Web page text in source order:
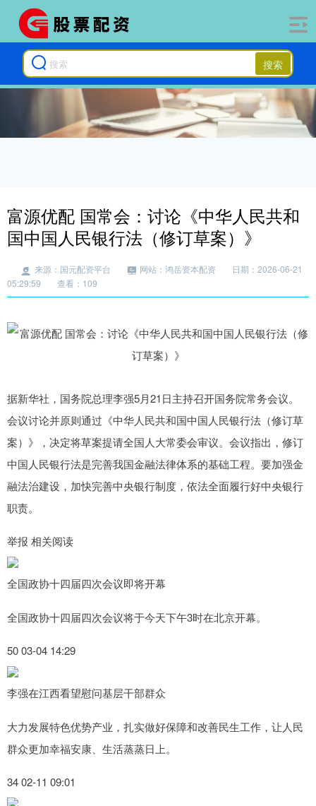
搜索
富源优配 国常会：讨论《中华人民共和
国中国人民银行法（修订草案）》
来源：国元配资平台 网站：鸿岳资本配资
日期：2026-06-21
05:29:59
查看：109
据新华社，国务院总理李强5月21日主持召开国务院常务会议。
会议讨论并原则通过《中华人民共和国中国人民银行法（修订草
案）》，决定将草案提请全国人大常委会审议。会议指出，修订
中国人民银行法是完善我国金融法律体系的基础工程。要加强金
融法治建设，加快完善中央银行制度，依法全面履行好中央银行
职责。
举报 相关阅读
全国政协十四届四次会议即将开幕
全国政协十四届四次会议将于今天下午3时在北京开幕。
50 03-04 14:29
李强在江西看望慰问基层干部群众
大力发展特色优势产业，扎实做好保障和改善民生工作，让人民
群众更加幸福安康、生活蒸蒸日上。
34 02-11 09:01